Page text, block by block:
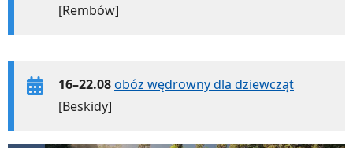
[Rembów]
16–22.08obóz wędrowny dla dziewcząt
[Beskidy]